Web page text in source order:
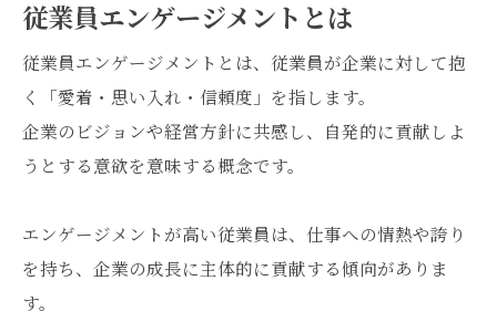
従業員エンゲージメントとは
従業員エンゲージメントとは、従業員が企業に対して抱
く「愛着・思い入れ・信頼度」を指します。
企業のビジョンや経営方針に共感し、自発的に貢献しよ
うとする意欲を意味する概念です。
エンゲージメントが高い従業員は、仕事への情熱や誇り
を持ち、企業の成長に主体的に貢献する傾向がありま
す。